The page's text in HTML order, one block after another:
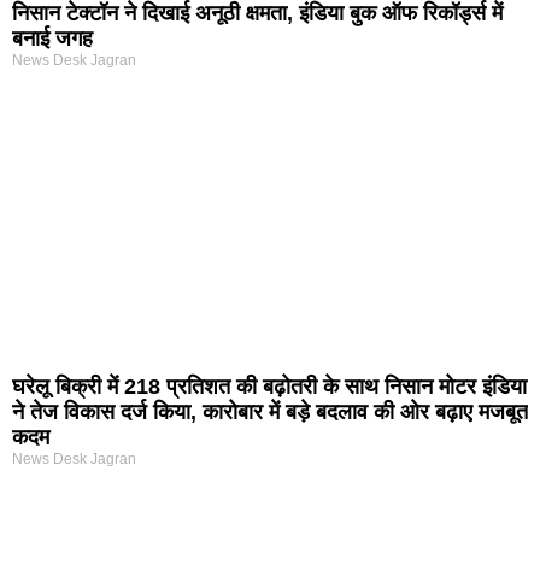
निसान टेक्टॉन ने दिखाई अनूठी क्षमता, इंडिया बुक ऑफ रिकॉर्ड्स में
बनाई जगह
News Desk Jagran
घरेलू बिक्री में 218 प्रतिशत की बढ़ोतरी के साथ निसान मोटर इंडिया
ने तेज विकास दर्ज किया, कारोबार में बड़े बदलाव की ओर बढ़ाए मजबूत
कदम
News Desk Jagran